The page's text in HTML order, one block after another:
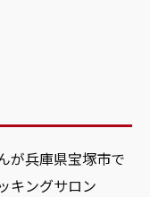
が兵庫県宝塚市で
キングサロン